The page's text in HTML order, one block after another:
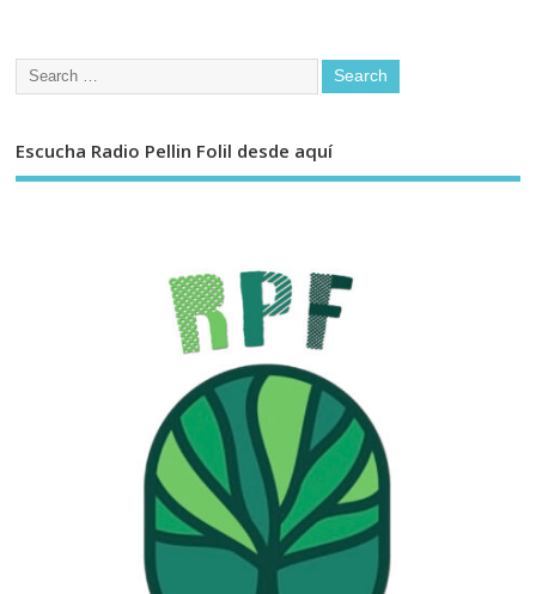
Escucha Radio Pellin Folil desde aquí